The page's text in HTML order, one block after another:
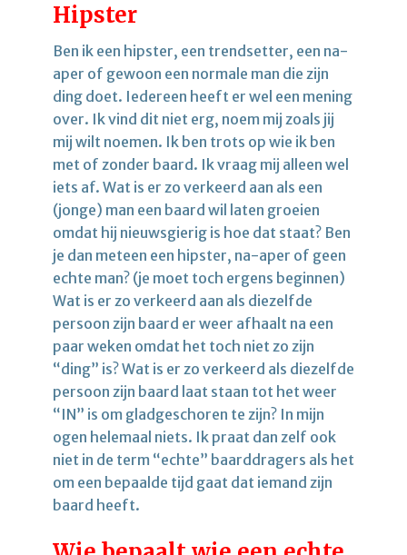
Hipster
Ben ik een hipster, een trendsetter, een na-
aper of gewoon een normale man die zijn
ding doet. Iedereen heeft er wel een mening
over. Ik vind dit niet erg, noem mij zoals jij
mij wilt noemen. Ik ben trots op wie ik ben
met of zonder baard. Ik vraag mij alleen wel
iets af. Wat is er zo verkeerd aan als een
(jonge) man een baard wil laten groeien
omdat hij nieuwsgierig is hoe dat staat? Ben
je dan meteen een hipster, na-aper of geen
echte man? (je moet toch ergens beginnen)
Wat is er zo verkeerd aan als diezelfde
persoon zijn baard er weer afhaalt na een
paar weken omdat het toch niet zo zijn
“ding” is? Wat is er zo verkeerd als diezelfde
persoon zijn baard laat staan tot het weer
“IN” is om gladgeschoren te zijn? In mijn
ogen helemaal niets. Ik praat dan zelf ook
niet in de term “echte” baarddragers als het
om een bepaalde tijd gaat dat iemand zijn
baard heeft.